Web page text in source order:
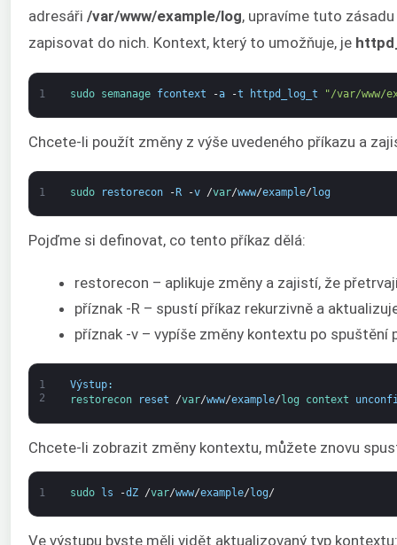
adresáři /var/www/example/log, upravíme tuto
zapisovat do nich. Kontext, který to umožňuje, je
1 sudo semanage fcontext -a -t httpd_log_t "/var/www/
Chcete-li použít změny z výše uvedeného příkazu a
1 sudo restorecon - R -v /var/www/example/ log
Pojďme si definovat, co tento příkaz dělá:
restorecon – aplikuje změny a zajistí, že
příznak -R – spustí příkaz rekurzivně a
příznak -v – vypíše změny kontextu po
1
2
Výstup:
restorecon
reset /var/www/example/log context
Chcete-li zobrazit změny kontextu, můžete znovu
1 sudo ls -dZ /var/www/example/ log/
Ve výstupu byste měli vidět aktualizovaný typ kontextu: